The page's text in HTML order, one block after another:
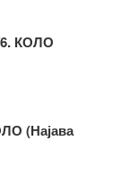
6. КОЛО
(Најава